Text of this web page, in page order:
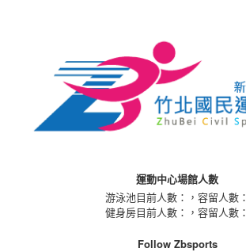
運動中心場館人數
游泳池目前人數：
，容留人數：
健身房目前人數：
，容留人數：
Follow Zbsports